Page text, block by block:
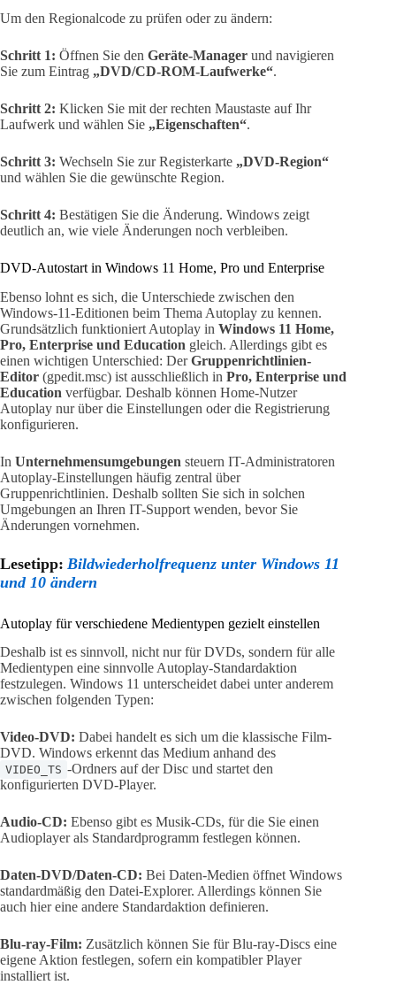
Um den Regionalcode zu prüfen oder zu ändern:
Schritt 1: Öffnen Sie den Geräte-Manager und navigieren
Sie zum Eintrag „DVD/CD-ROM-Laufwerke“.
Schritt 2: Klicken Sie mit der rechten Maustaste auf Ihr
Laufwerk und wählen Sie „Eigenschaften“.
Schritt 3: Wechseln Sie zur Registerkarte „DVD-Region“
und wählen Sie die gewünschte Region.
Schritt 4: Bestätigen Sie die Änderung. Windows zeigt
deutlich an, wie viele Änderungen noch verbleiben.
DVD-Autostart in Windows 11 Home, Pro und Enterprise
Ebenso lohnt es sich, die Unterschiede zwischen den
Windows-11-Editionen beim Thema Autoplay zu kennen.
Grundsätzlich funktioniert Autoplay in Windows 11 Home,
Pro, Enterprise und Education gleich. Allerdings gibt es
einen wichtigen Unterschied: DerGruppenrichtlinien-
Editor (gpedit.msc) ist ausschließlich in Pro, Enterprise und
Education verfügbar. Deshalb können Home-Nutzer
Autoplay nur über die Einstellungen oder die Registrierung
konfigurieren.
In Unternehmensumgebungen steuern IT-Administratoren
Autoplay-Einstellungen häufig zentral über
Gruppenrichtlinien. Deshalb sollten Sie sich in solchen
Umgebungen an Ihren IT-Support wenden, bevor Sie
Änderungen vornehmen.
Lesetipp: Bildwiederholfrequenz unter Windows 11
und 10 ändern
Autoplay für verschiedene Medientypen gezielt einstellen
Deshalb ist es sinnvoll, nicht nur für DVDs, sondern für alle
Medientypen eine sinnvolle Autoplay-Standardaktion
festzulegen. Windows 11 unterscheidet dabei unter anderem
zwischen folgenden Typen:
Video-DVD: Dabei handelt es sich um die klassische Film-
DVD. Windows erkennt das Medium anhand des
VIDEO_TS -Ordners auf der Disc und startet den
konfigurierten DVD-Player.
Audio-CD: Ebenso gibt es Musik-CDs, für die Sie einen
Audioplayer als Standardprogramm festlegen können.
Daten-DVD/Daten-CD: Bei Daten-Medien öffnet Windows
standardmäßig den Datei-Explorer. Allerdings können Sie
auch hier eine andere Standardaktion definieren.
Blu-ray-Film: Zusätzlich können Sie für Blu-ray-Discs eine
eigene Aktion festlegen, sofern ein kompatibler Player
installiert ist.